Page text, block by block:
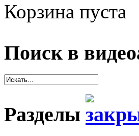
Корзина пуста
Поиск в
Разделы